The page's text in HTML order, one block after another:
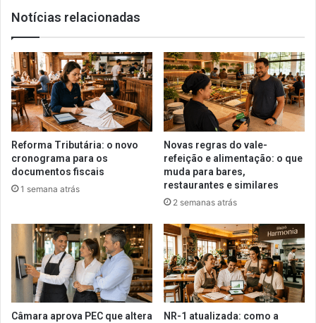
Notícias relacionadas
Reforma Tributária: o novo
cronograma para os
documentos fiscais
1 semana atrás
Novas regras do vale-
refeição e alimentação: o que
muda para bares,
restaurantes e similares
2 semanas atrás
Câmara aprova PEC que altera
NR-1 atualizada: como a